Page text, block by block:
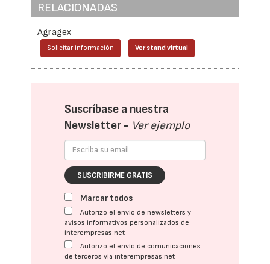
RELACIONADAS
Agragex
Solicitar información Ver stand virtual
Suscríbase a nuestra
Newsletter - Ver ejemplo
SUSCRIBIRME GRATIS
Marcar todos
Autorizo el envío de newsletters y
avisos informativos personalizados de
interempresas.net
Autorizo el envío de comunicaciones
de terceros vía interempresas.net